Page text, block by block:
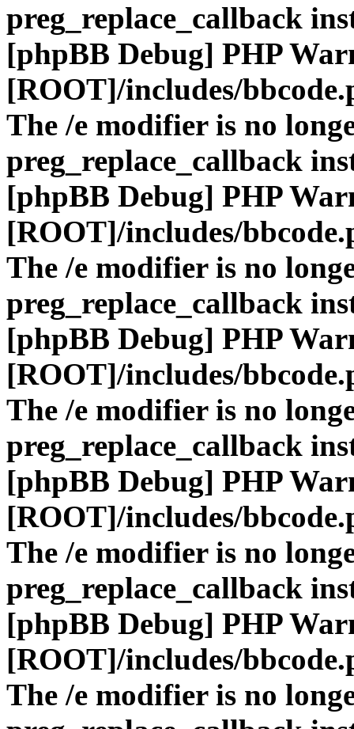
preg_replace_callback
[phpBB Debug] PHP
[ROOT]/includes/
The /e modifier is no
preg_replace_callback
[phpBB Debug] PHP
[ROOT]/includes/
The /e modifier is no
preg_replace_callback
[phpBB Debug] PHP
[ROOT]/includes/
The /e modifier is no
preg_replace_callback
[phpBB Debug] PHP
[ROOT]/includes/
The /e modifier is no
preg_replace_callback
[phpBB Debug] PHP
[ROOT]/includes/
The /e modifier is no